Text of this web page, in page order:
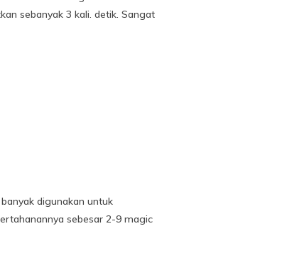
sebanyak 3 kali. detik. Sangat
digunakan untuk
sebesar 2-9 magic